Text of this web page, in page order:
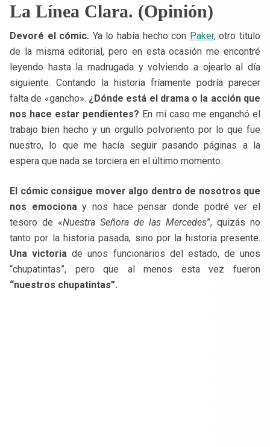
La Línea Clara. (Opinión)
Devoré el cómic. Ya lo había hecho con Paker, otro titulo
de la misma editorial, pero en esta ocasión me encontré
leyendo hasta la madrugada y volviendo a ojearlo al día
siguiente. Contando la historia fríamente podría parecer
falta de «gancho». ¿Dónde está el drama o la acción que
nos hace estar pendientes? En mi caso me enganchó el
trabajo bien hecho y un orgullo polvoriento por lo que fue
nuestro, lo que me hacía seguir pasando páginas a la
espera que nada se torciera en el último momento.
El cómic consigue mover algo dentro de nosotros que
nos emociona y nos hace pensar donde podré ver el
tesoro de «Nuestra Señora de las Mercedes”, quizás no
tanto por la historia pasada, sino por la historia presente.
Una victoria de unos funcionarios del estado, de unos
“chupatintas”, pero que al menos esta vez fueron
“nuestros chupatintas”.